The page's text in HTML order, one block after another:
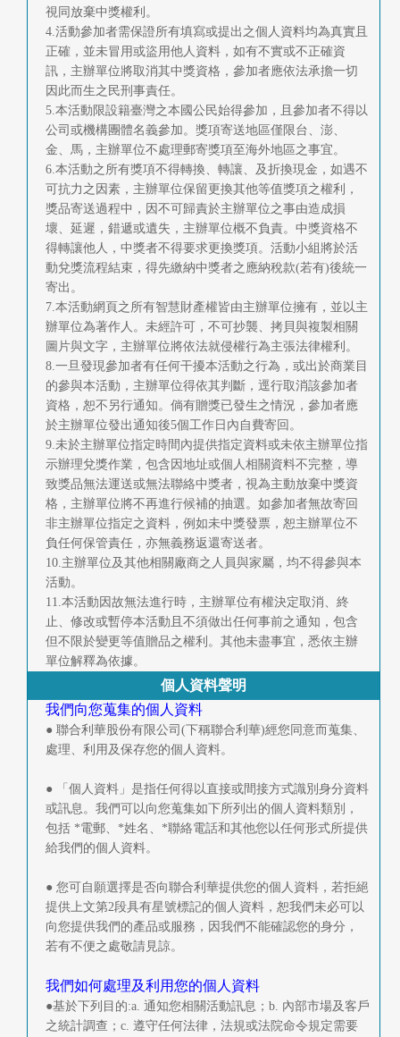
視同放棄中獎權利。
4.活動參加者需保證所有填寫或提出之個人資料均為真實且
正確，並未冒用或盜用他人資料，如有不實或不正確資
訊，主辦單位將取消其中獎資格，參加者應依法承擔一切
因此而生之民刑事責任。
5.本活動限設籍臺灣之本國公民始得參加，且參加者不得以
公司或機構團體名義參加。獎項寄送地區僅限台、澎、
金、馬，主辦單位不處理郵寄獎項至海外地區之事宜。
6.本活動之所有獎項不得轉換、轉讓、及折換現金，如遇不
可抗力之因素，主辦單位保留更換其他等值獎項之權利，
獎品寄送過程中，因不可歸責於主辦單位之事由造成損
壞、延遲，錯遞或遺失，主辦單位概不負責。中獎資格不
得轉讓他人，中獎者不得要求更換獎項。活動小組將於活
動兌獎流程結束，得先繳納中獎者之應納稅款(若有)後統一
寄出。
7.本活動網頁之所有智慧財產權皆由主辦單位擁有，並以主
辦單位為著作人。未經許可，不可抄襲、拷貝與複製相關
圖片與文字，主辦單位將依法就侵權行為主張法律權利。
8.一旦發現參加者有任何干擾本活動之行為，或出於商業目
的參與本活動，主辦單位得依其判斷，逕行取消該參加者
資格，恕不另行通知。倘有贈獎已發生之情況，參加者應
於主辦單位發出通知後5個工作日內自費寄回。
9.未於主辦單位指定時間內提供指定資料或未依主辦單位指
示辦理兌獎作業，包含因地址或個人相關資料不完整，導
致獎品無法運送或無法聯絡中獎者，視為主動放棄中獎資
格，主辦單位將不再進行候補的抽選。如參加者無故寄回
非主辦單位指定之資料，例如未中獎發票，恕主辦單位不
負任何保管責任，亦無義務返還寄送者。
10.主辦單位及其他相關廠商之人員與家屬，均不得參與本
活動。
11.本活動因故無法進行時，主辦單位有權決定取消、終
止、修改或暫停本活動且不須做出任何事前之通知，包含
但不限於變更等值贈品之權利。其他未盡事宜，悉依主辦
單位解釋為依據。
個人資料聲明
我們向您蒐集的個人資料
● 聯合利華股份有限公司(下稱聯合利華)經您同意而蒐集、
處理、利用及保存您的個人資料。
● 「個人資料」是指任何得以直接或間接方式識別身分資料
或訊息。我們可以向您蒐集如下所列出的個人資料類別，
包括 *電郵、*姓名、*聯絡電話和其他您以任何形式所提供
給我們的個人資料。
● 您可自願選擇是否向聯合利華提供您的個人資料，若拒絕
提供上文第2段具有星號標記的個人資料，恕我們未必可以
向您提供我們的產品或服務，因我們不能確認您的身分，
若有不便之處敬請見諒。
我們如何處理及利用您的個人資料
●基於下列目的:a. 通知您相關活動訊息；b. 內部市場及客戶
之統計調查；c. 遵守任何法律，法規或法院命令規定需要